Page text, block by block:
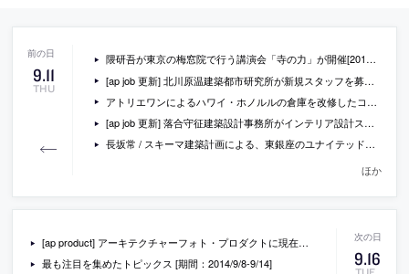
9.11
THU
隈研吾が東京の梅窓院で行う講演会「寺の力」が開催[2014/10/26]
[ap job 更新] 北川原温建築都市研究所が新規スタッフを募集中
アトリエワンによるハワイ・ホノルルの倉庫を改修したコミュニティスペース「カカアコ・アゴラ」の写真
[ap job 更新] 落合守征建築設計事務所がインテリア設計スタッフ・建築設計スタッフ・オープンデスクを募集中
長坂常 / スキーマ建築計画による、東銀座のユナイテッドアローズの新業態店舗「EN ROUTE」の写真
ほか
9.16
[ap product] アーキテクチャーフォト・プロダクトに現在掲載されている製品情報一覧（2014/9/15）
最も注目を集めたトピックス [期間：2014/9/8-9/14]